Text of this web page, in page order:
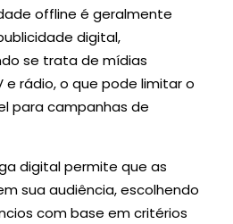
offline é geralmente
digital,
se trata de mídias
e rádio, o que pode limitar o
para campanhas de
digital permite que as
sua audiência, escolhendo
com base em critérios